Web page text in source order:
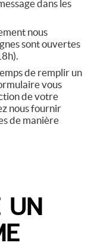
dans les
nous
sont ouvertes
de remplir un
vous
de votre
nous fournir
de manière
UN